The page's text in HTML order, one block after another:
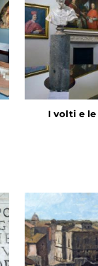
I volti e